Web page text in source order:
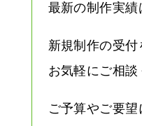
最新の制作実績
新規制作の受付
お気軽にご相談
ご予算やご要望